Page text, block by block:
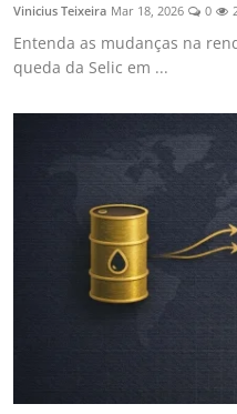
Vinicius Teixeira Mar 18, 2026 0
Entenda as mudanças na
queda da Selic em ...